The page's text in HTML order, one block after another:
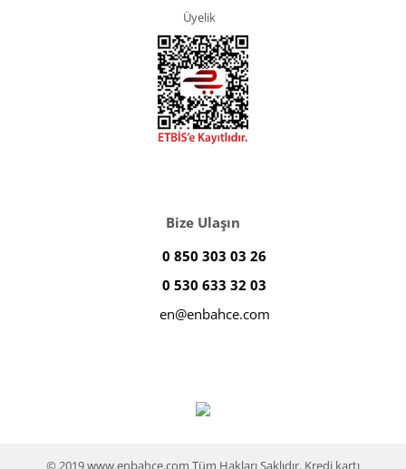
Üyelik
Bize Ulaşın
0 850 303 03 26
0 530 633 32 03
en@enbahce.com
© 2019 www.enbahce.com Tüm Hakları Saklıdır. Kredi kartı